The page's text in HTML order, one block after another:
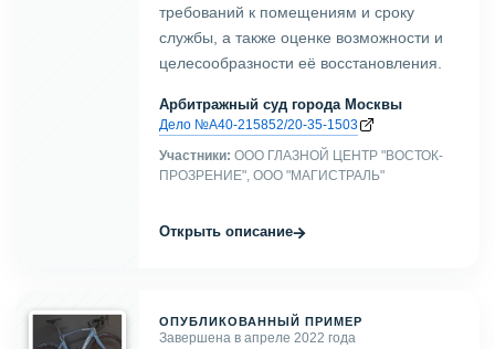
требований к помещениям и сроку
службы, а также оценке возможности и
целесообразности её восстановления.
Арбитражный суд города Москвы
Дело №А40-215852/20-35-1503
Участники: ООО ГЛАЗНОЙ ЦЕНТР "ВОСТОК-
ПРОЗРЕНИЕ", ООО "МАГИСТРАЛЬ"
Открыть описание→
ОПУБЛИКОВАННЫЙ ПРИМЕР
Завершена в апреле 2022 года